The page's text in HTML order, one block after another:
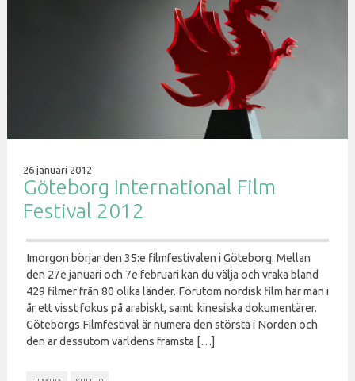
26 januari 2012
Göteborg International Film
Festival 2012
Imorgon börjar den 35:e filmfestivalen i Göteborg. Mellan
den 27e januari och 7e februari kan du välja och vraka bland
429 filmer från 80 olika länder. Förutom nordisk film har man i
år ett visst fokus på arabiskt, samt kinesiska dokumentärer.
Göteborgs Filmfestival är numera den största i Norden och
den är dessutom världens främsta […]